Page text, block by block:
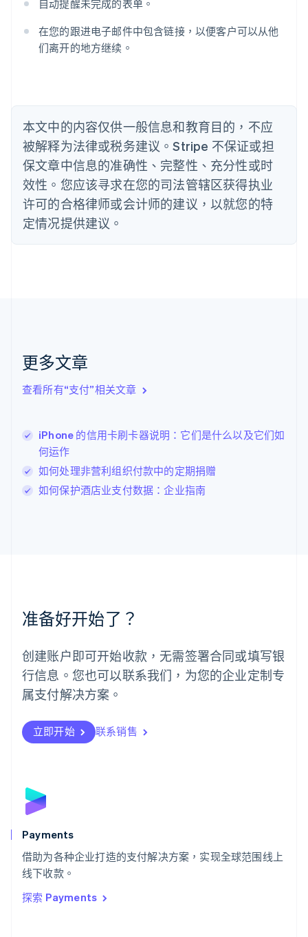
自动提醒未完成的表单。
在您的跟进电子邮件中包含链接，以便客户可以从他
们离开的地方继续。
本文中的内容仅供一般信息和教育目的，不应
被解释为法律或税务建议。Stripe 不保证或担
保文章中信息的准确性、完整性、充分性或时
效性。您应该寻求在您的司法管辖区获得执业
许可的合格律师或会计师的建议，以就您的特
定情况提供建议。
更多文章
查看所有“支付”相关文章
iPhone 的信用卡刷卡器说明：它们是什么以及它们如
何运作
如何处理非营利组织付款中的定期捐赠
如何保护酒店业支付数据：企业指南
准备好开始了？
创建账户即可开始收款，无需签署合同或填写银
行信息。您也可以联系我们，为您的企业定制专
属支付解决方案。
立即开始 联系销售
Payments
借助为各种企业打造的支付解决方案，实现全球范围线上
线下收款。
探索 Payments
澳大利亚
巴西
PortuguêsEnglish
English
丹麦
English
德国
DeutschEnglish
法国
FrançaisEnglish
芬兰
EnglishSvenska
English Italiano
拉脱维亚
立陶宛
Deutsch English
卢森堡
罗马尼亚
English
挪威
葡萄牙
Português English
日本
日本語English
瑞典
瑞士
DeutschFrançais
English
斯洛文尼亚
泰国
ไทยEnglish
希腊
English
西班牙